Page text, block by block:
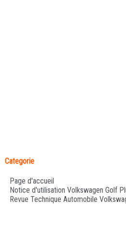
Categorie
Page d'accueil
Notice d'utilisation Volkswagen Golf
Revue Technique Automobile